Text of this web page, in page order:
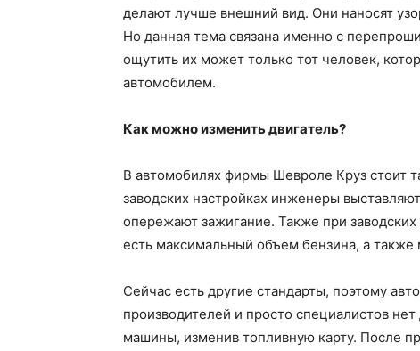
делают лучше внешний вид. Они наносят
Но данная тема связана именно с
ощутить их может только тот человек,
автомобилем.
Как можно изменить двигатель?
В автомобилях фирмы Шевроле Круз стоит
заводских настройках инженеры
опережают зажигание. Также при
есть максимальный объем бензина, а также
Сейчас есть другие стандарты, поэтому
производителей и просто специалистов
машины, изменив топливную карту. После